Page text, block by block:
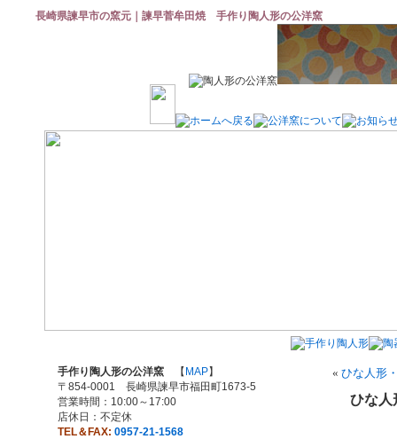
長崎県諫早市の窯元｜諫早菅牟田焼 手作り陶人形の公洋窯
手作り陶人形の公洋窯 【 MAP】
〒854-0001 長崎県諫早市福田町1673-5
営業時間：10:00～17:00
店休日：不定休
TEL＆FAX: 0957-21-1568
« ひな人形
ひな人